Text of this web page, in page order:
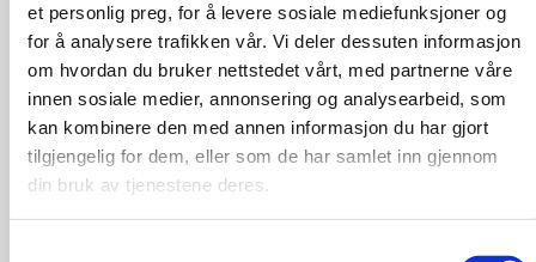
et personlig preg, for å levere sosiale mediefunksjoner og
for å analysere trafikken vår. Vi deler dessuten informasjon
om hvordan du bruker nettstedet vårt, med partnerne våre
innen sosiale medier, annonsering og analysearbeid, som
kan kombinere den med annen informasjon du har gjort
tilgjengelig for dem, eller som de har samlet inn gjennom
din bruk av tjenestene deres.